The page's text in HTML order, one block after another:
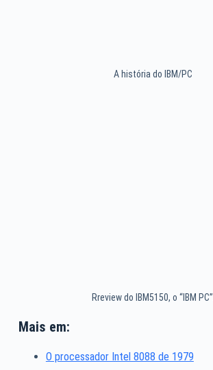
A história do IBM/PC
Rreview do IBM5150, o “IBM PC”.
Mais em:
O processador Intel 8088 de 1979